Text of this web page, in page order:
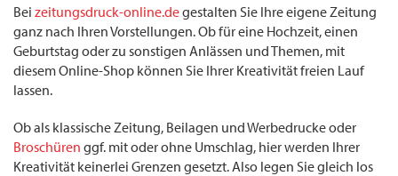
Bei zeitungsdruck-online.degestalten Sie Ihre eigene Zeitung
ganz nach Ihren Vorstellungen. Ob für eine Hochzeit, einen
Geburtstag oder zu sonstigen Anlässen und Themen, mit
diesem Online-Shop können Sie Ihrer Kreativität freien Lauf
lassen.
Ob als klassische Zeitung, Beilagen und Werbedrucke oder
Broschüren ggf. mit oder ohne Umschlag, hier werden Ihrer
Kreativität keinerlei Grenzen gesetzt. Also legen Sie gleich los